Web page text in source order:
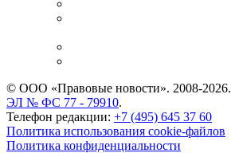
© ООО «Правовые новости». 2008-2026.
ЭЛ № ФС 77 - 79910.
Телефон редакции: +7 (495) 645 37 60
Политика использования cookie-файлов
Политика конфиденциальности